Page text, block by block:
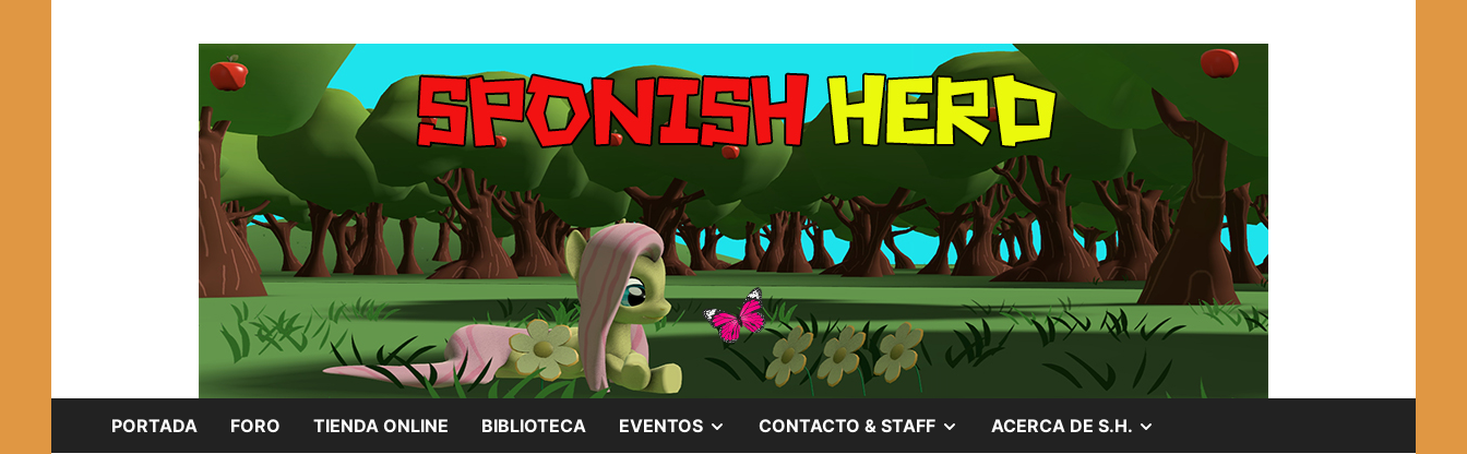
SPONISH HERD
PORTADA FORO TIENDA ONLINE BIBLIOTECA EVENTOS MOSTRAR
CONTACTO & STAFF MOSTRAR
ACERCA DE S.H.